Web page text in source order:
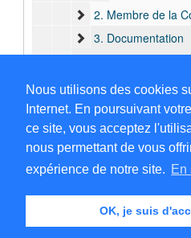
Nous utilisons des cookies
Internet. En poursuivant
ce site, vous acceptez
nous permettant de vous
expérience de notre site. En
OK, je suis
2. Membre de la Commission chargée de l' étude
3. Documentation
XII. Terme 12
XIII. Carrière post-
C. Cartes et plans
D. Documentation
E. Pièces étrangères au